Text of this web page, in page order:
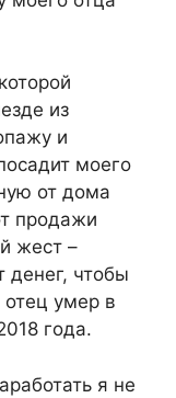
из
и
моего
от дома
продажи
жест –
денег, чтобы
умер в
года.
я не